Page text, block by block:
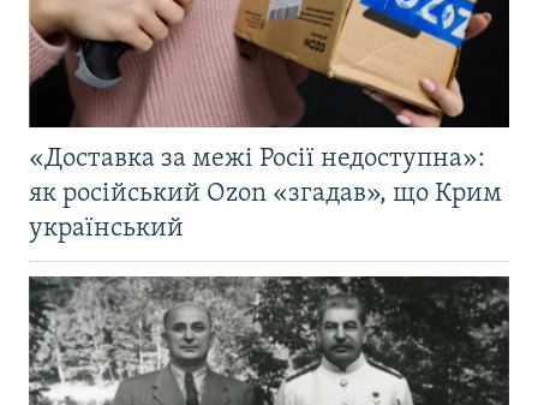
«Доставка за межі Росії недоступна»:
як російський Ozon «згадав», що Крим
український